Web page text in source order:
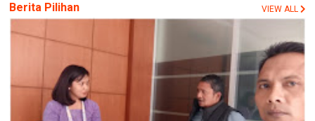
Berita Pilihan VIEW ALL